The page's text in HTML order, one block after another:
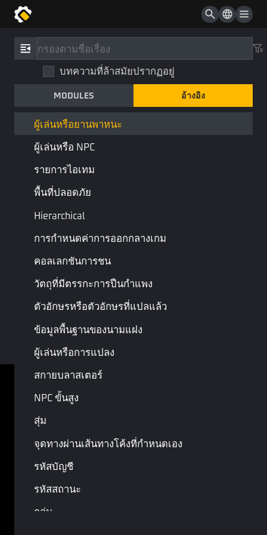
บทความที่ล้าสมัยปรากฏอยู่
MODULES อ้างอิง
UI ป้ายบอกข้อมูลของรอบ
UI ป้ายบอกผลลัพธ์ของรอบ
UI ตามหลอดพลังชีวิต
ผู้เล่นหรือยานพาหนะ
ผู้เล่นหรือ NPC
รายการไอเทม
พื้นที่ปลอดภัย
Hierarchical
การกำหนดค่าการออกกลางเกม
คอลเลกชันการชน
วัตถุที่มีตรรกะการปืนกำแพง
ตัวอักษรหรือตัวอักษรที่แปลแล้ว
ข้อมูลพื้นฐานของนามแฝง
ผู้เล่นหรือการแปลง
สกายบลาสเตอร์
NPC ขั้นสูง
สุ่ม
จุดทางผ่านเส้นทางโค้งที่กำหนดเอง
รหัสบัญชี
รหัสสถานะ
กลุ่ม
อ้างอิง / ประเภท
ผู้เล่นหรือยานพาหนะ
PlayerOrVehicle
ผู้เล่น ประเภทพื้นฐาน
นามแฝงสำหรับเอนทิตีผู้เล่นและประเภทเอนทิตียานพาหนะ
คำอธิบาย
เทเลพอต เทเลพอร์ตเป้าหมายไปยังตำแหน่งที่ระบุ
หน้าสุดท้าย
ข้อกำหนดและเงื่อนไข
สงวนลิขสิทธิ์ © Garena Online. เครื่องหมายการค้า
เป็นกรรมสิทธิ์ของเจ้าของเครื่องหมาย ขอสงวนสิทธิ์ทุก